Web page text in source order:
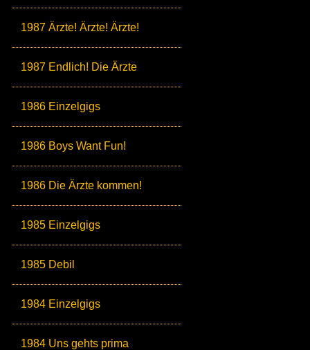
1987 Ärzte! Ärzte! Ärzte!
1987 Endlich! Die Ärzte
1986 Einzelgigs
1986 Boys Want Fun!
1986 Die Ärzte kommen!
1985 Einzelgigs
1985 Debil
1984 Einzelgigs
1984 Uns gehts prima